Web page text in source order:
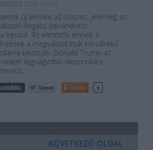
új elnöke az összes, jelenleg az
illegális bevándorló
készül. Az elemzők ennek a
a megvalósítását körülbelül
becsülik. Donald Trump az
legnagyobb deportálási
Tetszik 0
KÖVETKEZŐ OLDAL